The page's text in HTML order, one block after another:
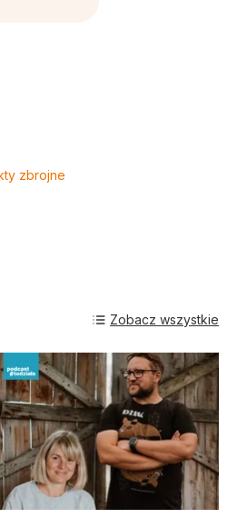
zbrojne
Zobacz wszystkie